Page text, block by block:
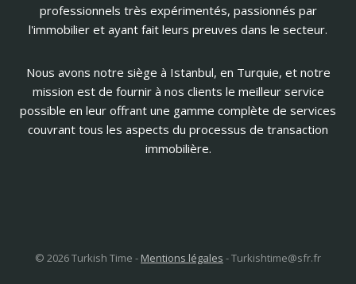
professionnels très expérimentés, passionnés par
l'immobilier et ayant fait leurs preuves dans le secteur.
Nous avons notre siège à Istanbul, en Turquie, et notre
mission est de fournir à nos clients le meilleur service
possible en leur offrant une gamme complète de services
couvrant tous les aspects du processus de transaction
immobilière.
© 2026 Turkish Time - Mentions légales -Turkishtime@sfr.fr